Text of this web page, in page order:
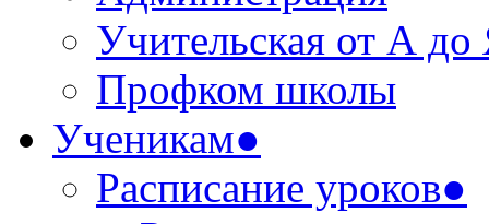
Учительская от А до
Профком школы
Ученикам●
Расписание уроков●